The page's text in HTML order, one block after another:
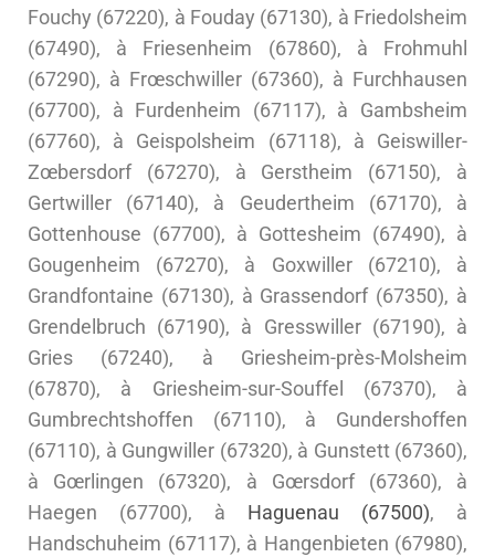
Fouchy (67220), à Fouday (67130), à Friedolsheim
(67490), à Friesenheim (67860), à Frohmuhl
(67290), à Frœschwiller (67360), à Furchhausen
(67700), à Furdenheim (67117), à Gambsheim
(67760), à Geispolsheim (67118), à Geiswiller-
Zœbersdorf (67270), à Gerstheim (67150), à
Gertwiller (67140), à Geudertheim (67170), à
Gottenhouse (67700), à Gottesheim (67490), à
Gougenheim (67270), à Goxwiller (67210), à
Grandfontaine (67130), à Grassendorf (67350), à
Grendelbruch (67190), à Gresswiller (67190), à
Gries (67240), à Griesheim-près-Molsheim
(67870), à Griesheim-sur-Souffel (67370), à
Gumbrechtshoffen (67110), à Gundershoffen
(67110), à Gungwiller (67320), à Gunstett (67360),
à Gœrlingen (67320), à Gœrsdorf (67360), à
Haegen (67700), à Haguenau (67500), à
Handschuheim (67117), à Hangenbieten (67980),